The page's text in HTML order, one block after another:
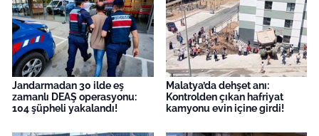
Jandarmadan 30 ilde eş
zamanlı DEAŞ operasyonu:
104 şüpheli yakalandı!
Malatya’da dehşet anı:
Kontrolden çıkan hafriyat
kamyonu evin içine girdi!